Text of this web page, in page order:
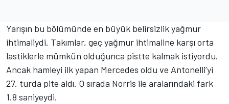
Yarışın bu bölümünde en büyük belirsizlik yağmur
ihtimaliydi. Takımlar, geç yağmur ihtimaline karşı orta
lastiklerle mümkün olduğunca pistte kalmak istiyordu.
Ancak hamleyi ilk yapan Mercedes oldu ve Antonelli’yi
27. turda pite aldı. O sırada Norris ile aralarındaki fark
1.8 saniyeydi.